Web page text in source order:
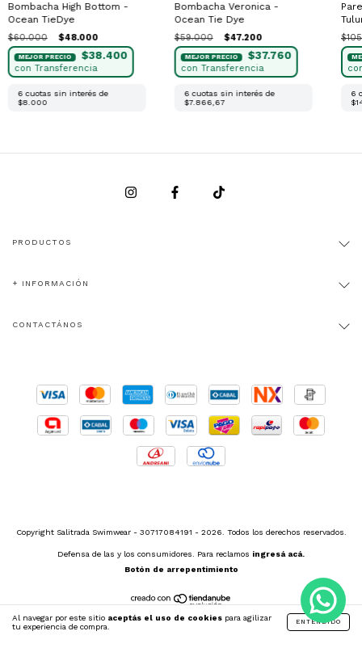
Al navegar por este sitio aceptás el uso de cookies para agilizar
tu experiencia de compra.
ENTENDIDO
Bombacha High Bottom -
Ocean TieDye
$60.000 $48.000
$38.400
6 cuotas sin interés de
$8.000
Bombacha Veronica -
Ocean Tie Dye
$59.000 $47.200
$37.760
6 cuotas sin interés de
$7.866,67
6
PRODUCTOS
+ INFORMACIÓN
CONTACTÁNOS
Copyright Salitrada Swimwear - 30717084191 - 2026. Todos los derechos reservados.
Defensa de las y los consumidores. Para reclamos ingresá acá.
Botón de arrepentimiento